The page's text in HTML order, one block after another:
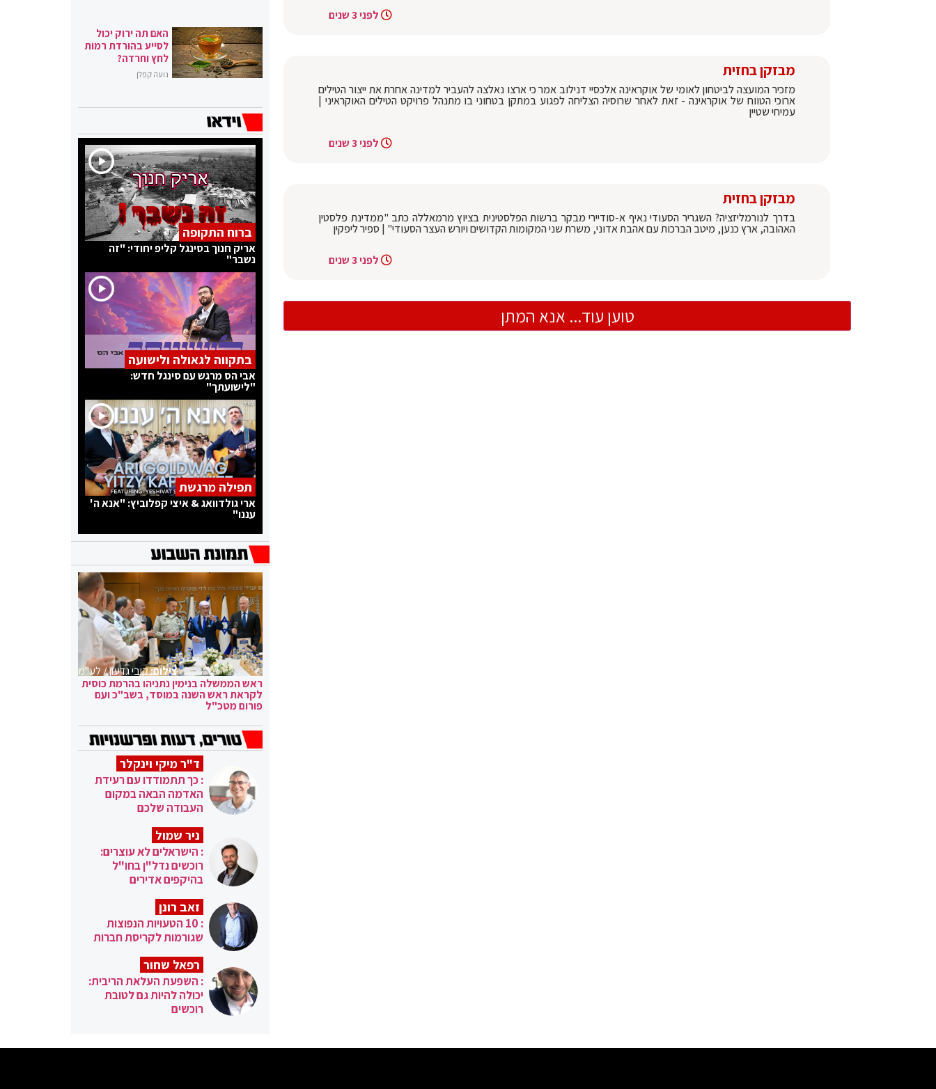
לפני 3 שנים
מבזקן בחזית
מזכיר המועצה לביטחון לאומי של אוקראינה אלכסיי דנילוב אמר כי ארצו נאלצה להעביר למדינה אחרת את ייצור הטילים
ארוכי הטווח של אוקראינה - זאת לאחר שרוסיה הצליחה לפגוע במתקן בטחוני בו מתנהל פרויקט הטילים האוקראיני |
עמיחי שטיין
לפני 3 שנים
מבזקן בחזית
בדרך לנורמליזציה? השגריר הסעודי נאיף א-סודיירי מבקר ברשות הפלסטינית בציוץ מרמאללה כתב "ממדינת פלסטין
האהובה, ארץ כנען, מיטב הברכות עם אהבת אדוני, משרת שני המקומות הקדושים ויורש העצר הסעודי" | ספיר ליפקין
לפני 3 שנים
טוען עוד... אנא המתן
האם תה ירוק יכול
לסייע בהורדת רמות
לחץ וחרדה?
נועה קפלן
ברוח התקופה
אריק חנוך בסינגל קליפ יחודי: "זה
נשבר"
בתקווה לגאולה ולישועה
אבי הס מרגש עם סינגל חדש:
"לישועתך"
תפילה מרגשת
ארי גולדוואג & איצי קפלוביץ: "אנא ה'
עננו"
צילום:קובי גדעון / לע"מ
ראש הממשלה בנימין נתניהו בהרמת כוסית
לקראת ראש השנה במוסד, בשב"כ ועם
פורום מטכ"ל
ד"ר מיקי וינקלר
: כך תתמודדו עם רעידת
האדמה הבאה במקום
העבודה שלכם
ניר שמול
: הישראלים לא עוצרים:
רוכשים נדל"ן בחו"ל
בהיקפים אדירים
זאב רונן
: 10 הטעויות הנפוצות
שגורמות לקריסת חברות
רפאל שחור
: השפעת העלאת הריבית:
יכולה להיות גם לטובת
רוכשים